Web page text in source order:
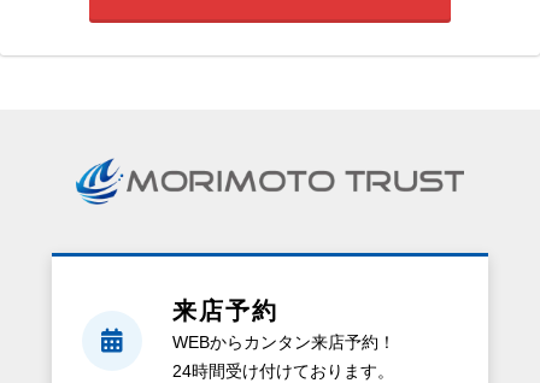
来店予約
WEBからカンタン来店予約！
24時間受け付けております。